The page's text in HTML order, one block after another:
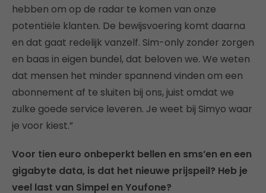
hebben om op de radar te komen van onze
potentiële klanten. De bewijsvoering komt daarna
en dat gaat redelijk vanzelf. Sim-only zonder zorgen
en baas in eigen bundel, dat beloven we. We weten
dat mensen het minder spannend vinden om een
abonnement af te sluiten bij ons, juist omdat we
zulke goede service leveren. Je weet bij Simyo waar
je voor kiest.”
Voor tien euro onbeperkt bellen en sms’en en een
gigabyte data, is dat het nieuwe prijspeil? Heb je
veel last van Simpel en Youfone?